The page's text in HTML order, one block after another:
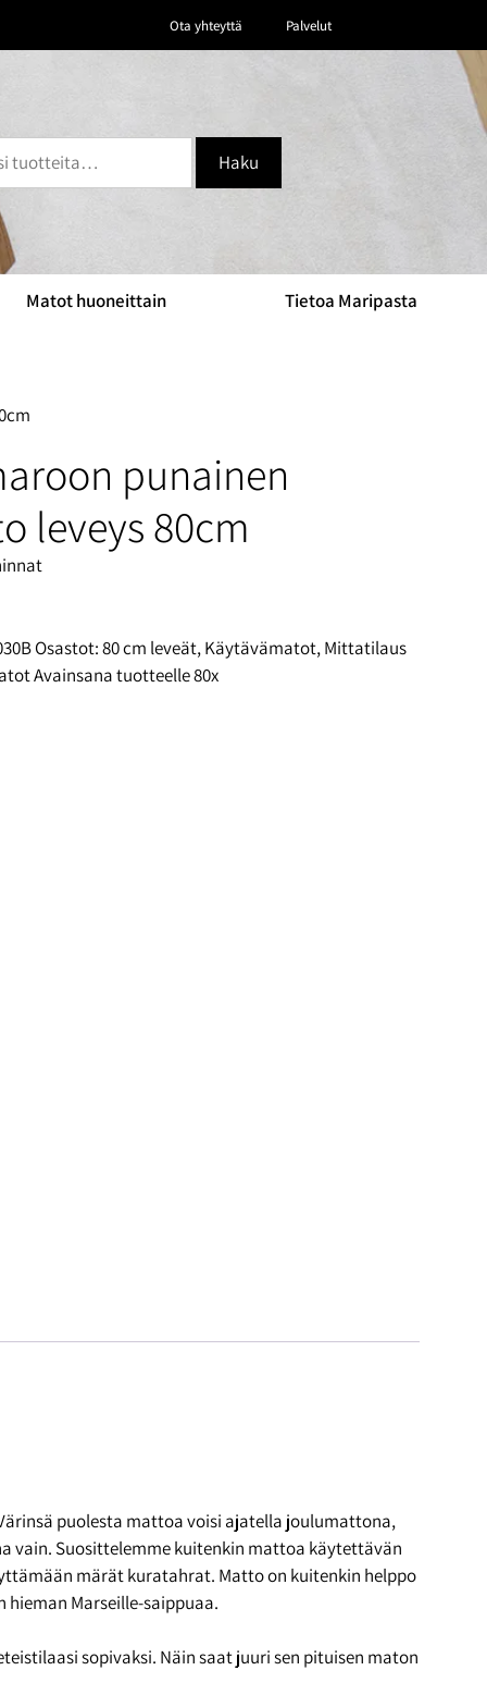
Ota yhteyttä Palvelut
Haku
Matot huoneittain Tietoa Maripasta
punainen
leveys 80cm
Osastot:80 cm leveät,Käytävämatot,Mittatilaus
Avainsana tuotteelle80x
puolesta mattoa voisi ajatella joulumattona,
vain. Suosittelemme kuitenkin mattoa käytettävän
märät kuratahrat. Matto on kuitenkin helppo
Marseille-saippuaa.
sopivaksi. Näin saat juuri sen pituisen maton